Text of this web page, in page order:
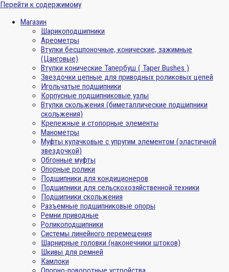
Перейти к содержимому
Магазин
Шарикоподшипники
Ареометры
Втулки бесшпоночные, конические, зажимные
(Цанговые)
Втулки конические Тапербуш ( Taper Bushes )
Звездочки цепные для приводных роликовых цепей
Игольчатые подшипники
Корпусные подшипниковые узлы
Втулки скольжения (биметаллические подшипники
скольжения)
Крепежные и стопорные элементы
Манометры
Муфты кулачковые с упругим элементом (эластичной
звездочкой)
Обгонные муфты
Опорные ролики
Подшипники для кондиционеров
Подшипники для сельскохозяйственной техники
Подшипники скольжения
Разъемные подшипниковые опоры
Ремни приводные
Роликоподшипники
Системы линейного перемещения
Шарнирные головки (наконечники штоков)
Шкивы для ремней
Камлоки